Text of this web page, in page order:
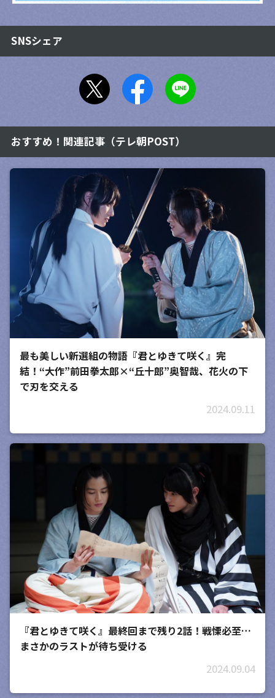
SNSシェア
おすすめ！関連記事（テレ朝POST）
最も美しい新選組の物語『君とゆきて咲く』完
結！“大作”前田拳太郎×“丘十郎”奥智哉、花火の下
で刃を交える
2024.09.11
『君とゆきて咲く』最終回まで残り2話！戦慄必至…
まさかのラストが待ち受ける
2024.09.04